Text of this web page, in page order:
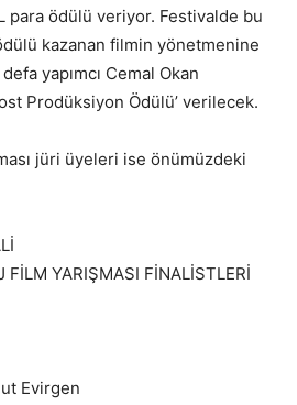
para ödülü veriyor. Festivalde bu
kazanan filmin yönetmenine
yapımcı Cemal Okan
Prodüksiyon Ödülü’ verilecek.
jüri üyeleri ise önümüzdeki
FİLM YARIŞMASI FİNALİSTLERİ
Evirgen